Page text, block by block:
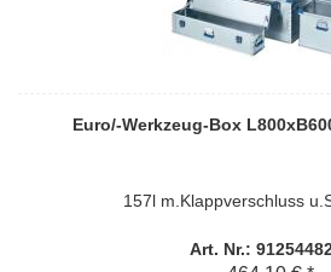
Euro/-Werkzeug-Box
157l m.Klappverschluss
Art. Nr.: